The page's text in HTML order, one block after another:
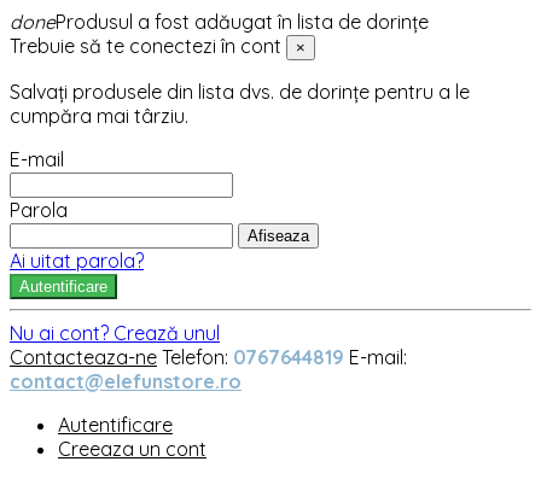
doneProdusul a fost adăugat în lista de dorințe
Trebuie să te conectezi în cont
×
Salvați produsele din lista dvs. de dorințe pentru a le
cumpăra mai târziu.
E-mail
Parola
Afiseaza
Ai uitat parola?
Autentificare
Nu ai cont? Crează unul
Contacteaza-ne Telefon: 0767644819 E-mail:
contact@elefunstore.ro
Autentificare
Creeaza un cont